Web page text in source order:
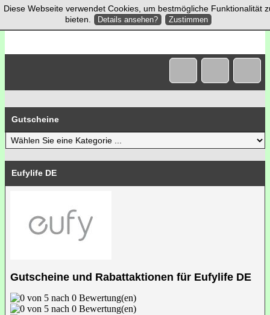
Gutscheine
Eufylife DE
Gutscheine und Rabattaktionen für Eufylife DE
Diese Webseite verwendet Cookies, um bestmögliche Funktionalität
bieten.
Details ansehen? Zustimmen